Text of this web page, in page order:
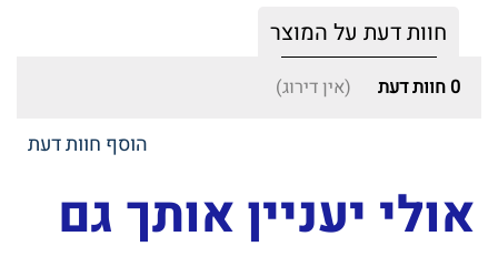
חוות דעת על המוצר
0 חוות דעת (אין דירוג)
הוסף חוות דעת
אולי יעניין אותך גם